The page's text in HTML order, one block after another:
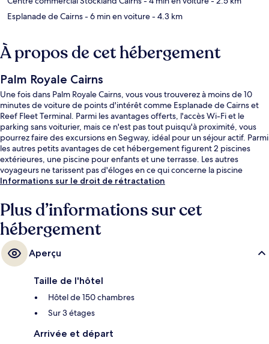
Esplanade de Cairns- 6 min en voiture- 4.3 km
À propos de cet hébergement
Palm Royale Cairns
Une fois dans Palm Royale Cairns, vous vous trouverez à moins de 10
minutes de voiture de points d'intérêt comme Esplanade de Cairns et
Reef Fleet Terminal. Parmi les avantages offerts, l'accès Wi-Fi et le
parking sans voiturier, mais ce n'est pas tout puisqu'à proximité, vous
pourrez faire des excursions en Segway, idéal pour un séjour actif. Parmi
les autres petits avantages de cet hébergement figurent 2 piscines
extérieures, une piscine pour enfants et une terrasse. Les autres
voyageurs ne tarissent pas d'éloges en ce qui concerne la piscine
rafraîchissante et le personnel attentionné.
Informations sur le droit de rétractation
Plus d’informations sur cet
hébergement
Aperçu
Taille de l'hôtel
Hôtel de 150 chambres
Sur 3 étages
Arrivée et départ